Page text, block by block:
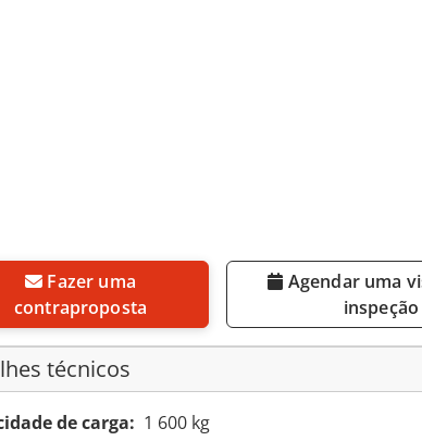
contraproposta
inspeção
técnicos
de carga: 1 600 kg